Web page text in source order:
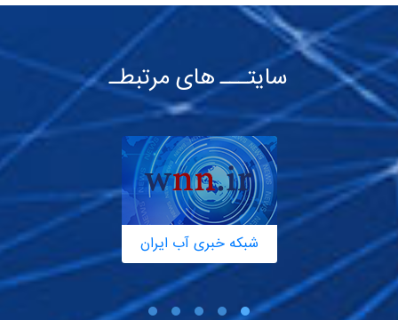
سایتـــ های مرتبطـ
شبکه خبری آب ایران